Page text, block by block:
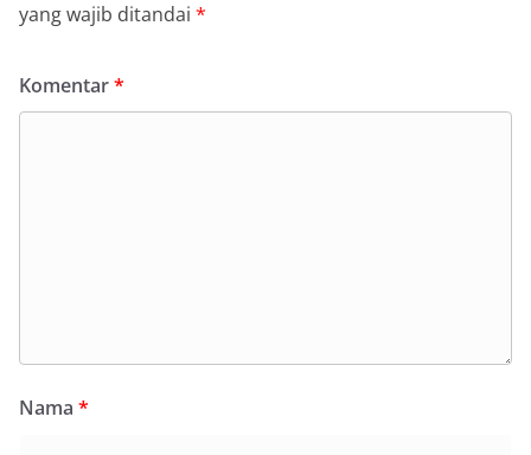
yang wajib ditandai *
Komentar*
Nama *